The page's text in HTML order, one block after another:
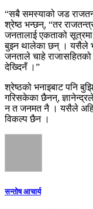
“सबै समस्याको जड
श्रेष्ठ भन्छन्, “तर
जनतालाई एकताको
बुझ्न थालेका छन् । यसैले
जनताले चाहे राजासहितको
देख्दिनँ ।”
श्रेष्ठको भनाइबाट पनि
गरिसकेका छैनन्,
न त जनमत नै । यसैले
विकल्प छैन ।
सन्तोष आचार्य